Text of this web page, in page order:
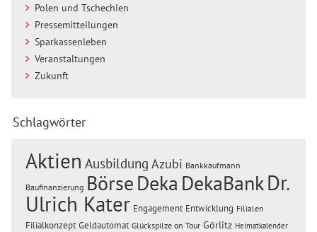
Polen und Tschechien
Pressemitteilungen
Sparkassenleben
Veranstaltungen
Zukunft
Schlagwörter
Aktien Ausbildung Azubi Bankkaufmann
Baufinanzierung BörseDeka DekaBankDr.
Ulrich Kater Engagement Entwicklung Filialen
Filialkonzept Geldautomat Glückspilze on Tour Görlitz Heimatkalender